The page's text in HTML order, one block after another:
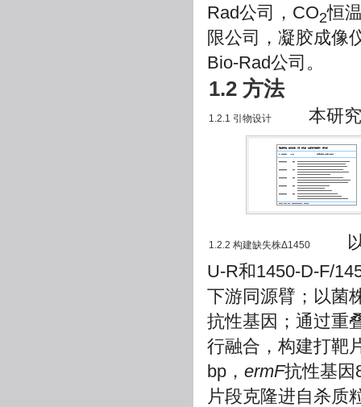
Rad公司，CO2恒
限公司，凝胶成像
Bio-Rad公司。
1.2 方法
1.2.1 引物设计 本研究
1.2.2 构建缺失株Δ1450
以
U-R和1450-D-F/
下游同源臂；以菌
抗性基因；通过重
行融合，构建打靶
bp， ermF抗性基因
片段克隆进自杀质